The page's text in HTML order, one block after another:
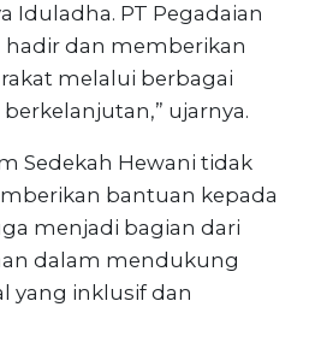
Iduladha. PT Pegadaian
hadir dan memberikan
melalui berbagai
ujarnya.
Sedekah Hewani tidak
bantuan kepada
menjadi bagian dari
dalam mendukung
yang inklusif dan